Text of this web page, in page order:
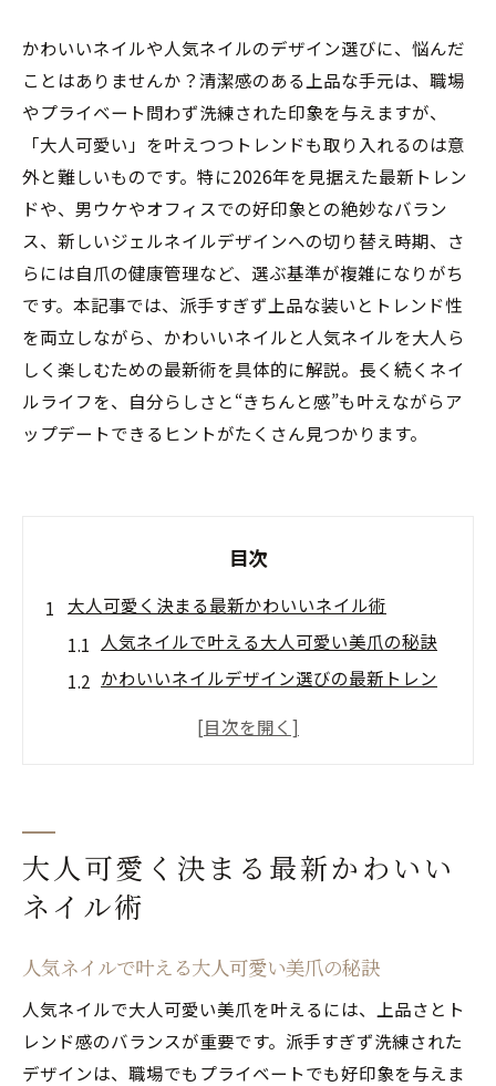
かわいいネイルや人気ネイルのデザイン選びに、悩んだ
ことはありませんか？清潔感のある上品な手元は、職場
やプライベート問わず洗練された印象を与えますが、
「大人可愛い」を叶えつつトレンドも取り入れるのは意
外と難しいものです。特に2026年を見据えた最新トレン
ドや、男ウケやオフィスでの好印象との絶妙なバラン
ス、新しいジェルネイルデザインへの切り替え時期、さ
らには自爪の健康管理など、選ぶ基準が複雑になりがち
です。本記事では、派手すぎず上品な装いとトレンド性
を両立しながら、かわいいネイルと人気ネイルを大人ら
しく楽しむための最新術を具体的に解説。長く続くネイ
ルライフを、自分らしさと“きちんと感”も叶えながらア
ップデートできるヒントがたくさん見つかります。
目次
大人可愛く決まる最新かわいいネイル術
人気ネイルで叶える大人可愛い美爪の秘訣
かわいいネイルデザイン選びの最新トレン
人気ネイルが映える大人可愛い色味のコツ
作り
人気ネイルを選ぶ際の上品なコツ
人気ネイルを上品に仕上げるカラー選び
大人可愛い上品ネイルのデザインポイント
シンプルで可愛い人気ネイルの選び方
人気ネイルが映える上品なパーツ活用術
職場で浮かない人気ネイルの上品な工夫
大人可愛く決まる最新かわいい
ネイル術
人気ネイルで叶える大人可愛い美爪の秘訣
人気ネイルで大人可愛い美爪を叶えるには、上品さとト
レンド感のバランスが重要です。派手すぎず洗練された
デザインは、職場でもプライベートでも好印象を与えま